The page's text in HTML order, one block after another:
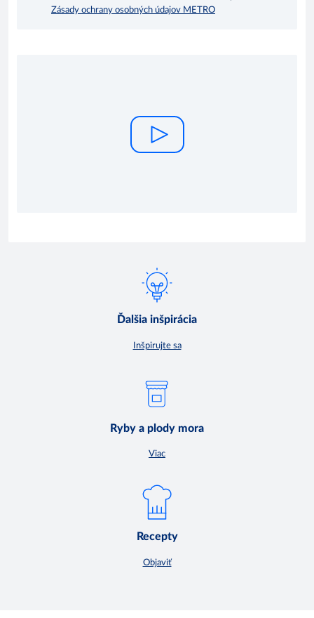
Zásady ochrany osobných údajov METRO
Ďalšia inšpirácia
Inšpirujte sa
Ryby a plody mora
Viac
Recepty
Objaviť